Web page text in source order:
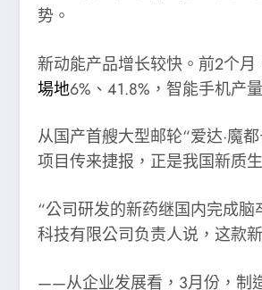
势。
新动能产品增长较快。前2个
場地6%、41.8%，智能手机产
从国产首艘大型邮轮“爱达·魔
项目传来捷报，正是我国新质
“公司研发的新药继国内完成
科技有限公司负责人说，这款
——从企业发展看，3月份，制